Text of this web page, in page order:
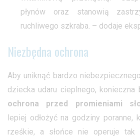
płynów oraz stanowią
ruchliwego szkraba. – dodaje
Niezbędna ochrona
Aby uniknąć bardzo
dziecka udaru cieplnego, konieczna
ochrona przed promieniami
lepiej odłożyć na godziny
rześkie, a słońce nie operuje tak